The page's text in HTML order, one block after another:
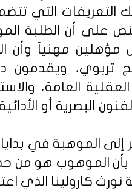
التعريفات التي
ينص على أن الطلبة
مهنياً وأن
تربوي، ويقدمون
العامة،
البصرية أو
(2006) أنه كان ينظر إلى